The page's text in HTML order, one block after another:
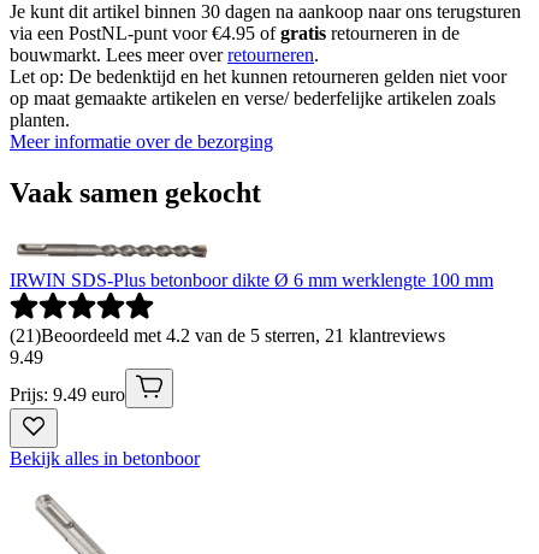
Je kunt dit artikel binnen 30 dagen na aankoop naar ons terugsturen
via een PostNL-punt voor €4.95 ofgratis retourneren in de
bouwmarkt. Lees meer overretourneren.
Let op: De bedenktijd en het kunnen retourneren gelden niet voor
op maat gemaakte artikelen en verse/ bederfelijke artikelen zoals
planten.
Meer informatie over de bezorging
Vaak samen gekocht
IRWIN SDS-Plus betonboor dikte Ø 6 mm werklengte 100 mm
(21)Beoordeeld met 4.2 van de 5 sterren, 21 klantreviews
9.49
Prijs: 9.49 euro
Bekijk alles in betonboor